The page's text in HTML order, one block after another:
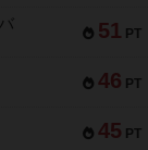
51 PT
46 PT
45 PT